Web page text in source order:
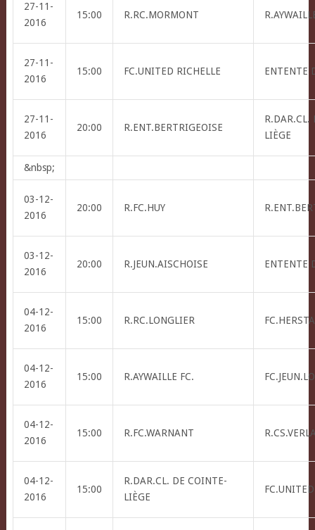
27-11-
2016
15:00 R.RC.MORMONT
27-11-
2016
15:00 FC.UNITED RICHELLE ENTENTE
27-11-
2016
20:00 R.ENT.BERTRIGEOISE
R.DAR.CL.
LIÈGE
&nbsp;
03-12-
2016
20:00 R.FC.HUY
03-12-
2016
20:00 R.JEUN.AISCHOISE ENTENTE
04-12-
2016
15:00 R.RC.LONGLIER
04-12-
2016
15:00 R.AYWAILLE FC.
04-12-
2016
15:00 R.FC.WARNANT
04-12-
2016
15:00
R.DAR.CL. DE COINTE-
LIÈGE